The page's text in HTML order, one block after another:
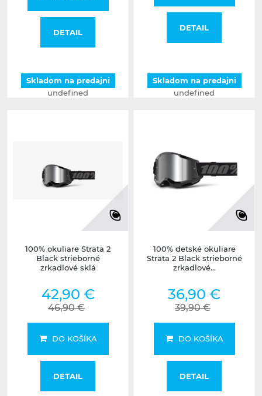
DETAIL
Skladom na predajni
undefined
DETAIL
Skladom na predajni
undefined
100% okuliare Strata 2
Black strieborné
zrkadlové sklá
42,90 €
46,90 €
DO KOŠÍKA
DETAIL
100% detské okuliare
Strata 2 Black strieborné
zrkadlové...
36,90 €
39,90 €
DO KOŠÍKA
DETAIL